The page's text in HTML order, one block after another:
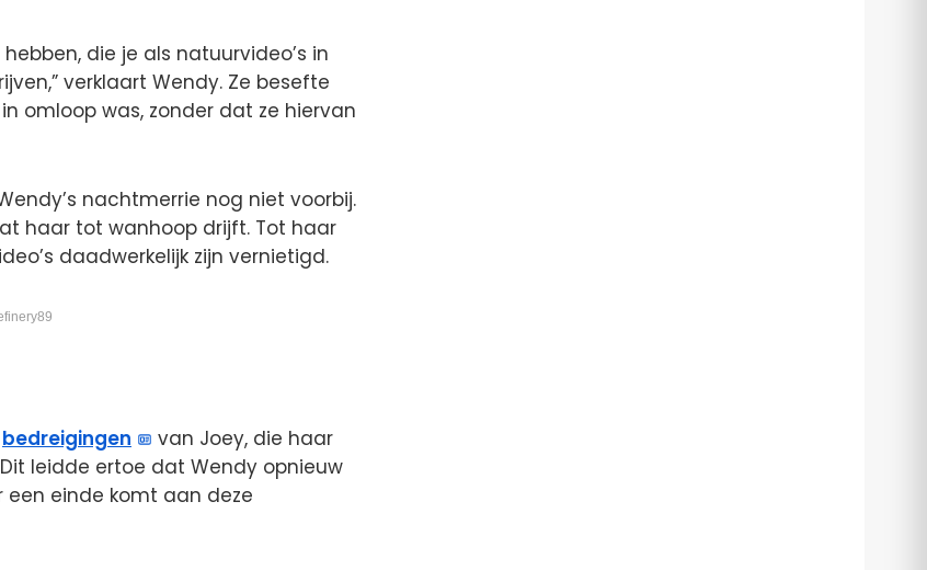
die je als natuurvideo’s in
verklaart Wendy. Ze besefte
omloop was, zonder dat ze hiervan
nachtmerrie nog niet voorbij.
haar tot wanhoop drijft. Tot haar
daadwerkelijk zijn vernietigd.
bedreigingen
van Joey, die haar
leidde ertoe dat Wendy opnieuw
einde komt aan deze